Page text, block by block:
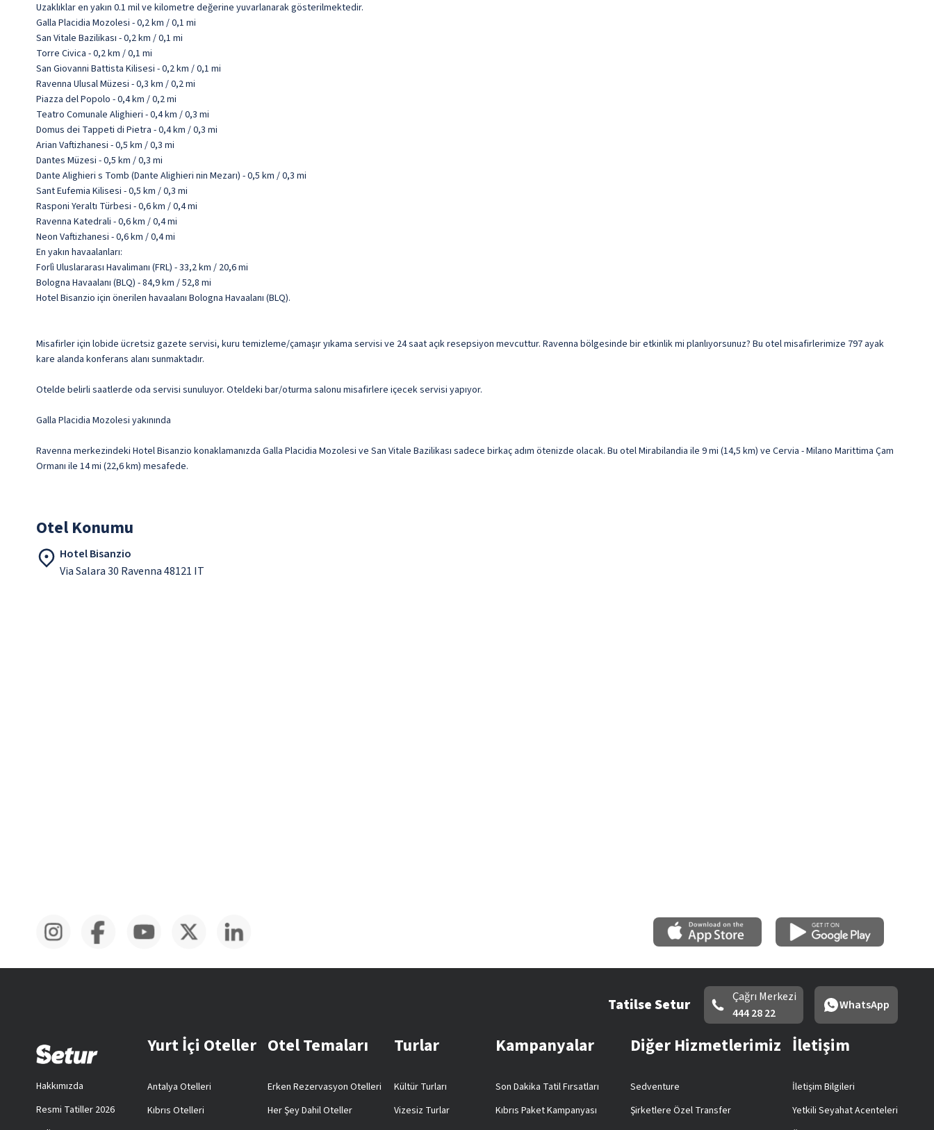
Uzaklıklar en yakın 0.1 mil ve kilometre değerine yuvarlanarak gösterilmektedir.
Galla Placidia Mozolesi - 0,2 km / 0,1 mi
San Vitale Bazilikası - 0,2 km / 0,1 mi
Torre Civica - 0,2 km / 0,1 mi
San Giovanni Battista Kilisesi - 0,2 km / 0,1 mi
Ravenna Ulusal Müzesi - 0,3 km / 0,2 mi
Piazza del Popolo - 0,4 km / 0,2 mi
Teatro Comunale Alighieri - 0,4 km / 0,3 mi
Domus dei Tappeti di Pietra - 0,4 km / 0,3 mi
Arian Vaftizhanesi - 0,5 km / 0,3 mi
Dantes Müzesi - 0,5 km / 0,3 mi
Dante Alighieri s Tomb (Dante Alighieri nin Mezarı) - 0,5 km / 0,3 mi
Sant Eufemia Kilisesi - 0,5 km / 0,3 mi
Rasponi Yeraltı Türbesi - 0,6 km / 0,4 mi
Ravenna Katedrali - 0,6 km / 0,4 mi
Neon Vaftizhanesi - 0,6 km / 0,4 mi
En yakın havaalanları:
Forlì Uluslararası Havalimanı (FRL) - 33,2 km / 20,6 mi
Bologna Havaalanı (BLQ) - 84,9 km / 52,8 mi
Hotel Bisanzio için önerilen havaalanı Bologna Havaalanı (BLQ).
Misafirler için lobide ücretsiz gazete servisi, kuru temizleme/çamaşır yıkama servisi ve 24 saat açık resepsiyon mevcuttur. Ravenna bölgesinde bir etkinlik mi planlıyorsunuz? Bu otel misafirlerimize 797 ayak
kare alanda konferans alanı sunmaktadır.
Otelde belirli saatlerde oda servisi sunuluyor. Oteldeki bar/oturma salonu misafirlere içecek servisi yapıyor.
Galla Placidia Mozolesi yakınında
Ravenna merkezindeki Hotel Bisanzio konaklamanızda Galla Placidia Mozolesi ve San Vitale Bazilikası sadece birkaç adım ötenizde olacak. Bu otel Mirabilandia ile 9 mi (14,5 km) ve Cervia - Milano Marittima Çam
Ormanı ile 14 mi (22,6 km) mesafede.
Otel Konumu
Hotel Bisanzio
Via Salara 30 Ravenna 48121 IT
Tatilse Setur
Çağrı Merkezi
444 28 22
WhatsApp
Hakkımızda
Resmi Tatiller 2026
Yurt İçi Oteller
Antalya Otelleri
Kıbrıs Otelleri
Otel Temaları
Erken Rezervasyon Otelleri
Her Şey Dahil Oteller
Turlar
Kültür Turları
Vizesiz Turlar
Kampanyalar
Son Dakika Tatil Fırsatları
Kıbrıs Paket Kampanyası
Diğer Hizmetlerimiz
Sedventure
Şirketlere Özel Transfer
İletişim
İletişim Bilgileri
Yetkili Seyahat Acenteleri